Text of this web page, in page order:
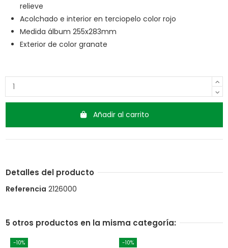
relieve
Acolchado e interior en terciopelo color rojo
Medida álbum 255x283mm
Exterior de color granate
Añadir al carrito
Detalles del producto
Referencia 2126000
5 otros productos en la misma categoría:
-10% -10%